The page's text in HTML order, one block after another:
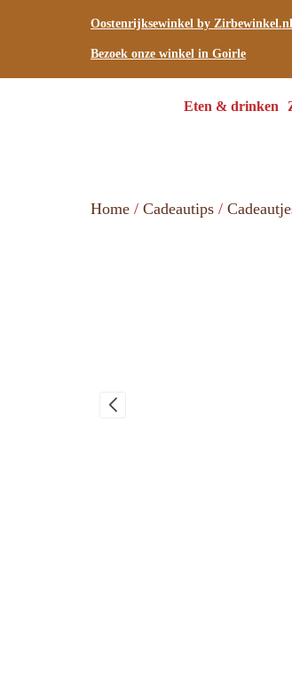
Oostenrijksewinkel by Zirbewinkel.nl
Bezoek onze winkel in Goirle
Eten & drinken
Home / Cadeautips /